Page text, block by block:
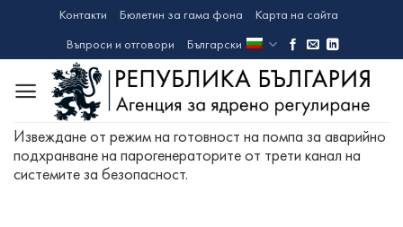
content
Контакти Бюлетин за гама фона
Карта на сайта
Въпроси и отговори
Български
Извеждане от режим на готовност на помпа за аварийно
подхранване на парогенераторите от трети канал на
системите за безопасност.